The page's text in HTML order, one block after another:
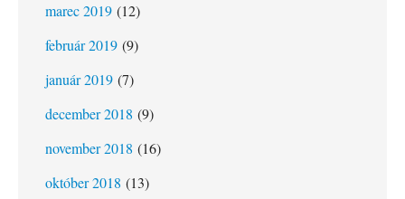
marec 2019 (12)
február 2019 (9)
január 2019 (7)
december 2018 (9)
november 2018 (16)
október 2018 (13)